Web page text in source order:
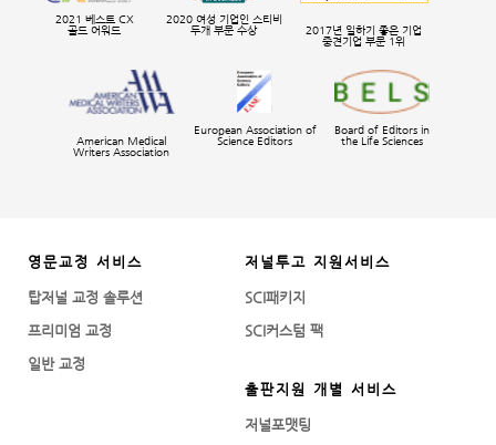
2021 베스트 CX
골드 어워드
2020 여성 기업인 스티비
두개 부문 수상
2017년 일하기 좋은 기업
중견기업 부문 1위
American Medical
Writers Association
European Association of
Science Editors
Board of Editors in
the Life Sciences
영문교정 서비스
탑저널 교정 솔루션
프리미엄 교정
일반 교정
저널투고 지원서비스
SCI패키지
SCI커스텀 팩
출판지원 개별 서비스
저널포맷팅